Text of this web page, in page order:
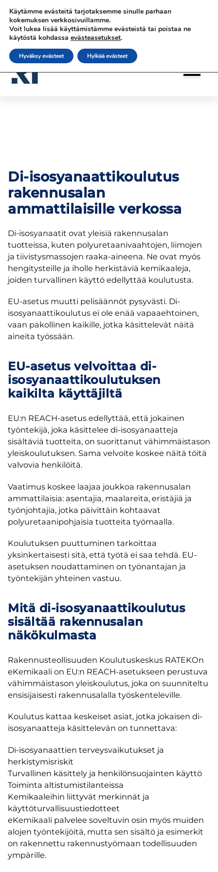
sisältöön
Ota yhteyttä | Tilaa uutiskirje
RATEKO Akatemia | Suomi
Di-isosyanaattikoulutus
rakennusalan
ammattilaisille verkossa
Di-isosyanaatit ovat yleisiä rakennusalan
tuotteissa, kuten polyuretaanivaahtojen, liimojen
ja tiivistysmassojen raaka-aineena. Ne ovat myös
hengitysteille ja iholle herkistäviä kemikaaleja,
joiden turvallinen käyttö edellyttää koulutusta.
EU-asetus muutti pelisäännöt pysyvästi. Di-
isosyanaattikoulutus ei ole enää vapaaehtoinen,
vaan pakollinen kaikille, jotka käsittelevät näitä
aineita työssään.
EU-asetus velvoittaa di-
isosyanaattikoulutuksen
kaikilta käyttäjiltä
EU:n REACH-asetus edellyttää, että jokainen
työntekijä, joka käsittelee di-isosyanaatteja
sisältäviä tuotteita, on suorittanut vähimmäistason
yleiskoulutuksen. Sama velvoite koskee näitä töitä
valvovia henkilöitä.
Vaatimus koskee laajaa joukkoa rakennusalan
ammattilaisia: asentajia, maalareita, eristäjiä ja
työnjohtajia, jotka päivittäin kohtaavat
polyuretaanipohjaisia tuotteita työmaalla.
Koulutuksen puuttuminen tarkoittaa
yksinkertaisesti sitä, että työtä ei saa tehdä. EU-
asetuksen noudattaminen on työnantajan ja
työntekijän yhteinen vastuu.
Mitä di-isosyanaattikoulutus
sisältää rakennusalan
näkökulmasta
Rakennusteollisuuden Koulutuskeskus RATEKOn
eKemikaali on EU:n REACH-asetukseen perustuva
vähimmäistason yleiskoulutus, joka on suunniteltu
ensisijaisesti rakennusalalla työskenteleville.
Koulutus kattaa keskeiset asiat, jotka jokaisen di-
isosyanaatteja käsittelevän on tunnettava:
Di-isosyanaattien terveysvaikutukset ja
herkistymisriskit
Turvallinen käsittely ja henkilönsuojainten käyttö
Toiminta altistumistilanteissa
Kemikaaleihin liittyvät merkinnät ja
käyttöturvallisuustiedotteet
eKemikaali palvelee soveltuvin osin myös muiden
alojen työntekijöitä, mutta sen sisältö ja esimerkit
on rakennettu rakennustyömaan todellisuuden
ympärille.
Käytämme evästeitä tarjotaksemme sinulle parhaan
kokemuksen verkkosivuillamme.
Voit lukea lisää käyttämistämme evästeistä tai poistaa ne
käytöstä kohdassa evästeasetukset.
Hyväksy evästeet Hylkää evästeet